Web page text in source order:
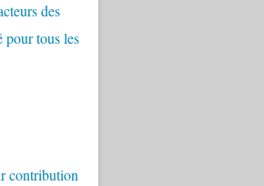
des
pour tous les
contribution